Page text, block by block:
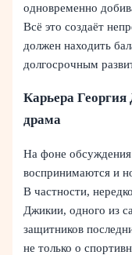
одновременно
Всё это создаёт
должен находить
долгосрочным
Карьера
драма
На фоне обсуждения
воспринимаются и
В частности,
Джикии, одного из
защитников
не только о